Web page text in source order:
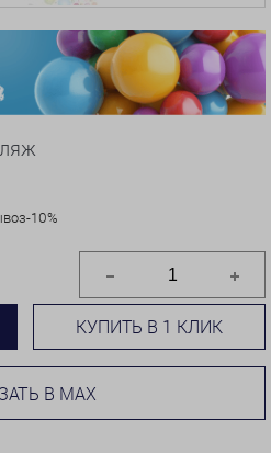
10%
КУПИТЬ В 1 КЛИК
В MAX